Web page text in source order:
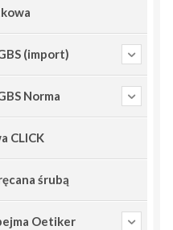
(import)
Norma
CLICK
śrubą
Oetiker